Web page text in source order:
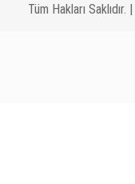
Tüm Hakları Saklıdır. |